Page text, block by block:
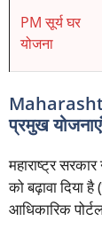
PM सूर्य घर
योजना
प्रमुख योजनाएं
महाराष्ट्र
को बढ़ावा दिया
आधिकारिक